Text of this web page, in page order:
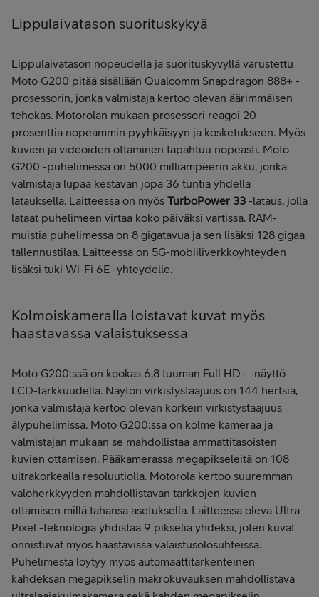
Lippulaivatason suorituskykyä
Lippulaivatason nopeudella ja suorituskyvyllä varustettu
Moto G200 pitää sisällään Qualcomm Snapdragon 888+ -
prosessorin, jonka valmistaja kertoo olevan äärimmäisen
tehokas. Motorolan mukaan prosessori reagoi 20
prosenttia nopeammin pyyhkäisyyn ja kosketukseen. Myös
kuvien ja videoiden ottaminen tapahtuu nopeasti. Moto
G200 -puhelimessa on 5000 milliampeerin akku, jonka
valmistaja lupaa kestävän jopa 36 tuntia yhdellä
latauksella. Laitteessa on myös TurboPower 33 -lataus, jolla
lataat puhelimeen virtaa koko päiväksi vartissa. RAM-
muistia puhelimessa on 8 gigatavua ja sen lisäksi 128 gigaa
tallennustilaa. Laitteessa on 5G-mobiiliverkkoyhteyden
lisäksi tuki Wi-Fi 6E -yhteydelle.
Kolmoiskameralla loistavat kuvat myös
haastavassa valaistuksessa
Moto G200:ssä on kookas 6,8 tuuman Full HD+ -näyttö
LCD-tarkkuudella. Näytön virkistystaajuus on 144 hertsiä,
jonka valmistaja kertoo olevan korkein virkistystaajuus
älypuhelimissa. Moto G200:ssa on kolme kameraa ja
valmistajan mukaan se mahdollistaa ammattitasoisten
kuvien ottamisen. Pääkamerassa megapikseleitä on 108
ultrakorkealla resoluutiolla. Motorola kertoo suuremman
valoherkkyyden mahdollistavan tarkkojen kuvien
ottamisen millä tahansa asetuksella. Laitteessa oleva Ultra
Pixel -teknologia yhdistää 9 pikseliä yhdeksi, joten kuvat
onnistuvat myös haastavissa valaistusolosuhteissa.
Puhelimesta löytyy myös automaattitarkenteinen
kahdeksan megapikselin makrokuvauksen mahdollistava